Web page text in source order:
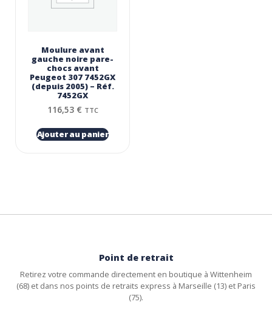
Moulure avant
gauche noire pare-
chocs avant
Peugeot 307 7452GX
(depuis 2005) – Réf.
7452GX
116,53 € TTC
Ajouter au panier
Point de retrait
Retirez votre commande directement en boutique à Wittenheim
(68) et dans nos points de retraits express à Marseille (13) et Paris
(75).